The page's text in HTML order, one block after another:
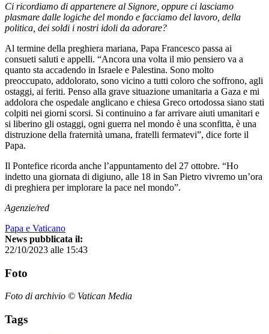
Ci ricordiamo di appartenere al Signore, oppure ci lasciamo
plasmare dalle logiche del mondo e facciamo del lavoro, della
politica, dei soldi i nostri idoli da adorare?
Al termine della preghiera mariana, Papa Francesco passa ai
consueti saluti e appelli. “Ancora una volta il mio pensiero va a
quanto sta accadendo in Israele e Palestina. Sono molto
preoccupato, addolorato, sono vicino a tutti coloro che soffrono, agli
ostaggi, ai feriti. Penso alla grave situazione umanitaria a Gaza e mi
addolora che ospedale anglicano e chiesa Greco ortodossa siano stati
colpiti nei giorni scorsi. Si continuino a far arrivare aiuti umanitari e
si liberino gli ostaggi, ogni guerra nel mondo è una sconfitta, è una
distruzione della fraternità umana, fratelli fermatevi”, dice forte il
Papa.
Il Pontefice ricorda anche l’appuntamento del 27 ottobre. “Ho
indetto una giornata di digiuno, alle 18 in San Pietro vivremo un’ora
di preghiera per implorare la pace nel mondo”.
Agenzie/red
Papa e Vaticano
News pubblicata il:
22/10/2023 alle 15:43
Foto
Foto di archivio © Vatican Media
Tags